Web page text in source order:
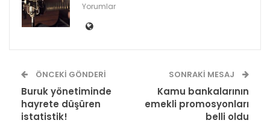
Yorumlar
ÖNCEKI GÖNDERI
Buruk yönetiminde
hayrete düşüren
istatistik!
SONRAKI MESAJ
Kamu bankalarının
emekli promosyonları
belli oldu